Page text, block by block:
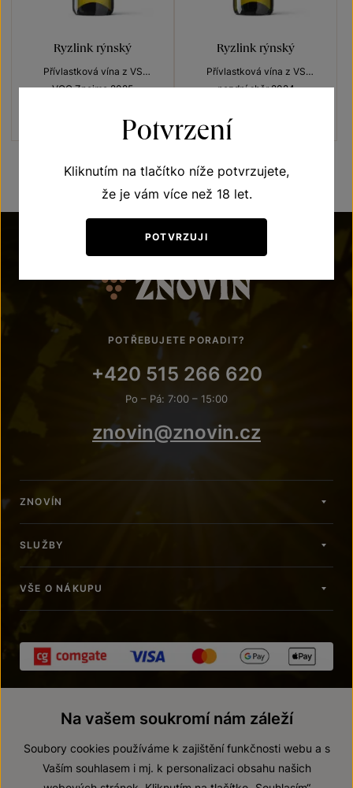
Ryzlink rýnský
Přívlastková vína z VS
Lechovice
VOC Znojmo 2025
Ryzlink rýnský
Přívlastková vína z VS
Lechovice
pozdní sběr 2024
POTŘEBUJETE PORADIT?
+420 515 266 620
Po – Pá: 7:00 – 15:00
znovin@znovin.cz
ZNOVÍN
SLUŽBY
VŠE O NÁKUPU
Potvrzení
Kliknutím na tlačítko níže potvrzujete,
že je vám více než 18 let.
POTVRZUJI
Na vašem soukromí nám záleží
Soubory cookies používáme k zajištění funkčnosti webu a s
Vaším souhlasem i mj. k personalizaci obsahu našich